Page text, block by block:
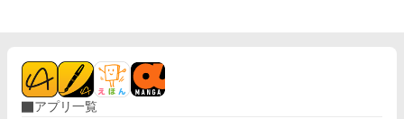
アプリ一覧